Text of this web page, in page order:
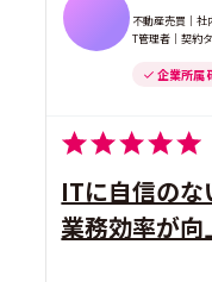
不動産売買｜社
T管理者｜契約
企業所属
ITに自信のな
業務効率が向